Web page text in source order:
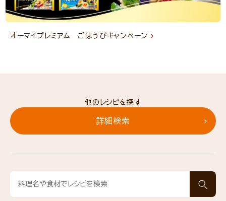
オーマイプレミアム ごほうびキャンペーン
他のレシピを探す
詳細検索